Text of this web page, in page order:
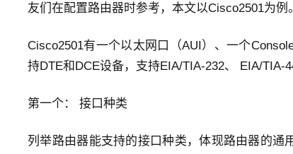
友们在配置路由器时参考，本文以Cisco2501为例。
Cisco2501有一个以太网口（AUI）、一个
持DTE和DCE设备，支持EIA/TIA-232、 EIA/TIA-
第一个： 接口种类
列举路由器能支持的接口种类，体现路由器的